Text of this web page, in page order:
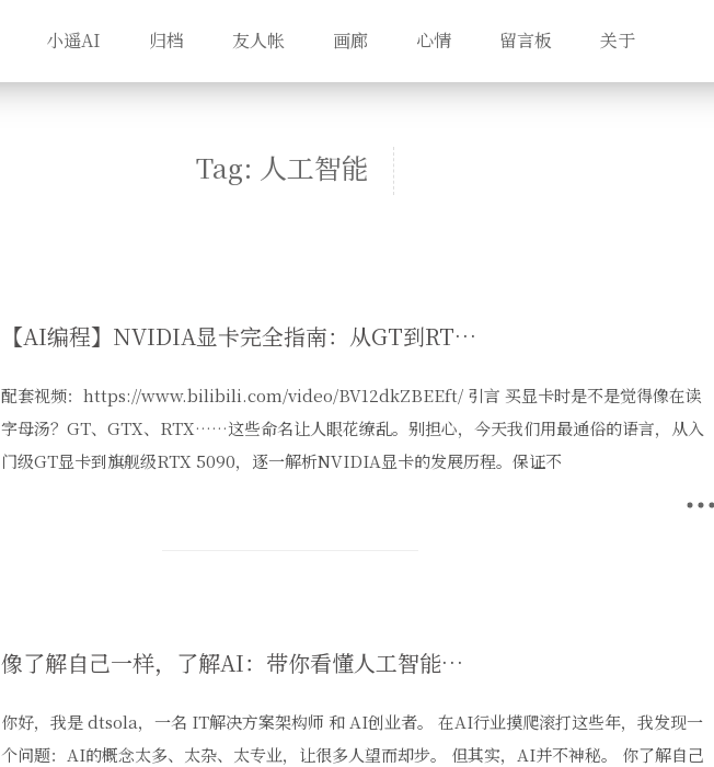
小遥AI 归档 友人帐 画廊 心情 留言板 关于
Tag: 人工智能
【AI编程】NVIDIA显卡完全指南：从GT到RTX 5090全系列解析
配套视频：https://www.bilibili.com/video/BV12dkZBEEft/ 引言 买显卡时是不是觉得像在读
字母汤？GT、GTX、RTX……这些命名让人眼花缭乱。别担心，今天我们用最通俗的语言，从入
门级GT显卡到旗舰级RTX 5090，逐一解析NVIDIA显卡的发展历程。保证不
像了解自己一样，了解AI：带你看懂人工智能的"身体构造"
你好，我是 dtsola，一名 IT解决方案架构师 和 AI创业者。 在AI行业摸爬滚打这些年，我发现一
个问题：AI的概念太多、太杂、太专业，让很多人望而却步。 但其实，AI并不神秘。 你了解自己